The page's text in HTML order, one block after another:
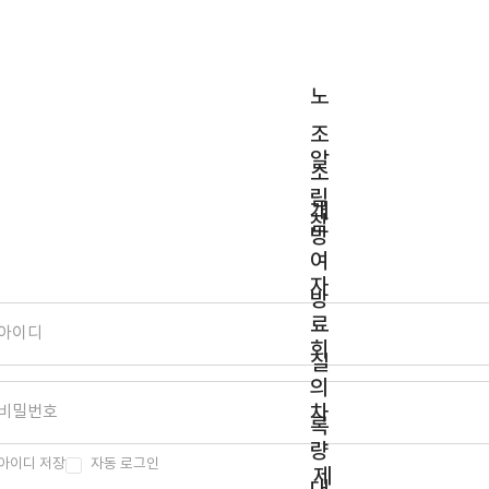
노
조
소
개
알
림
방
참
여
방
자
료
실
회
의
록
차
량
제
이디 저장 자동 로그인